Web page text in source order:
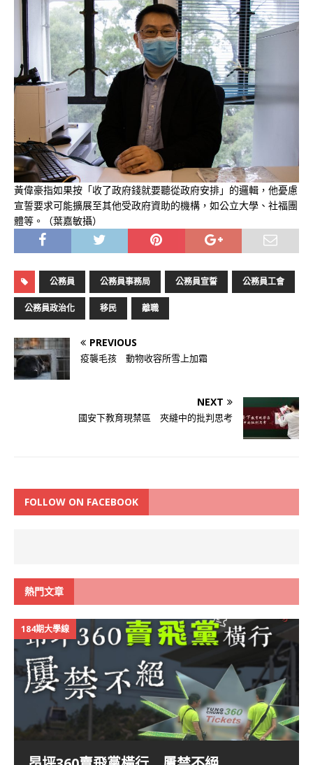
黃偉豪指如果按「收了政府錢就要聽從政府安排」的邏輯，他憂慮
宣誓要求可能擴展至其他受政府資助的機構，如公立大學、社福團
體等。（葉嘉敏攝）
公務員 公務員事務局 公務員宣誓 公務員工會
公務員政治化 移民 離職
PREVIOUS
疫襲毛孩 動物收容所雪上加霜
NEXT
國安下教育現禁區 夾縫中的批判思考
FOLLOW ON FACEBOOK
熱門文章
184期大學線